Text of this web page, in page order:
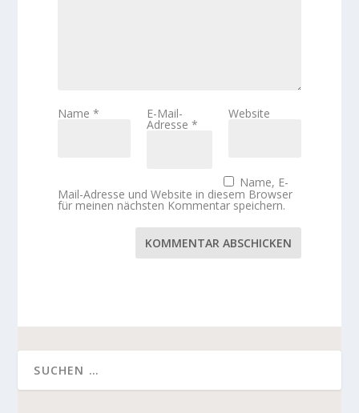
Name* E-Mail-
Adresse*
Website
Name, E-
Mail-Adresse und Website in diesem Browser
für meinen nächsten Kommentar speichern.
KOMMENTAR ABSCHICKEN